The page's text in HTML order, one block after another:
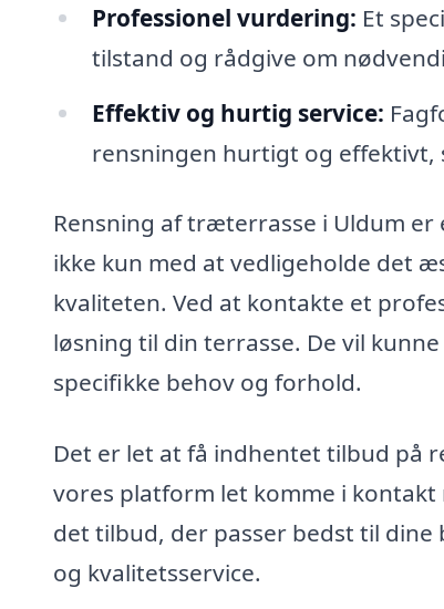
Professionel vurdering: Et
tilstand og rådgive om
Effektiv og hurtig service:
rensningen hurtigt og effektivt,
Rensning af træterrasse i Uldum
ikke kun med at vedligeholde det
kvaliteten. Ved at kontakte et
løsning til din terrasse. De vil
specifikke behov og forhold.
Det er let at få indhentet tilbud på
vores platform let komme i
det tilbud, der passer bedst til dine
og kvalitetsservice.